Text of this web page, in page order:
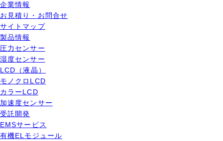
企業情報
お見積り・お問合せ
サイトマップ
製品情報
圧力センサー
湿度センサー
LCD（液晶）
モノクロLCD
カラーLCD
加速度センサー
受託開発
EMSサービス
有機ELモジュール